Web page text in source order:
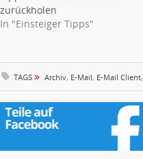
zurückholen
In "Einsteiger Tipps"
TAGS » Archiv, E-Mail, E-Mail Client,